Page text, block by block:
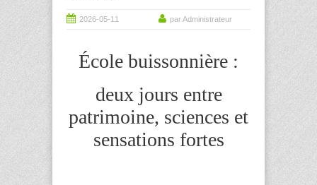
2026-05-11 par Administrateur
École buissonnière :
deux jours entre
patrimoine, sciences et
sensations fortes